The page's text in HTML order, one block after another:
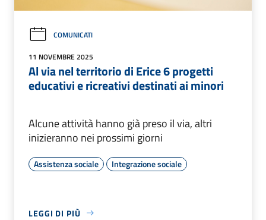
COMUNICATI
11 NOVEMBRE 2025
Al via nel territorio di Erice 6 progetti
educativi e ricreativi destinati ai minori
Alcune attività hanno già preso il via, altri
inizieranno nei prossimi giorni
Assistenza sociale Integrazione sociale
LEGGI DI PIÙ